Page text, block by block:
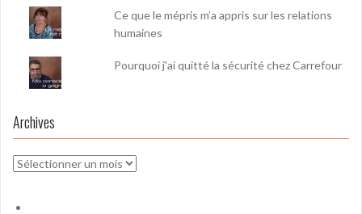
Ce que le mépris m’a appris sur les relations
humaines
Pourquoi j'ai quitté la sécurité chez Carrefour
Archives
Archives